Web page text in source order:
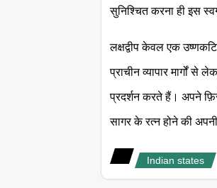
सुनिश्चित करना ही इस
लक्षद्वीप केवल एक
प्राचीन व्यापार मार्गों
प्रदर्शन करते हैं। अपने
सागर के रत्न होने की
Indian states